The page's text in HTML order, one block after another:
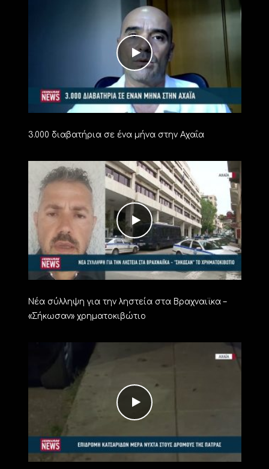
3.000 διαβατήρια σε ένα μήνα στην Αχαΐα
Νέα σύλληψη για την ληστεία στα Βραχναιϊκα –
«Σήκωσαν» χρηματοκιβώτιο